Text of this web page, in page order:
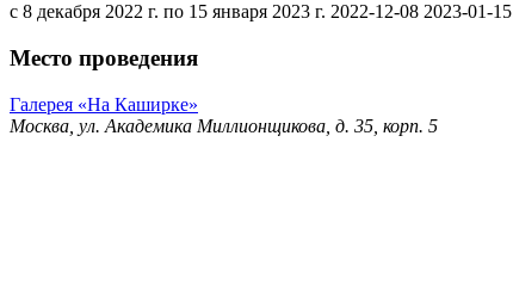
с 8 декабря 2022 г. по 15 января 2023 г. 2022-12-08 2023-01-15
Место проведения
Галерея «На Каширке»
Москва, ул. Академика Миллионщикова, д. 35, корп. 5